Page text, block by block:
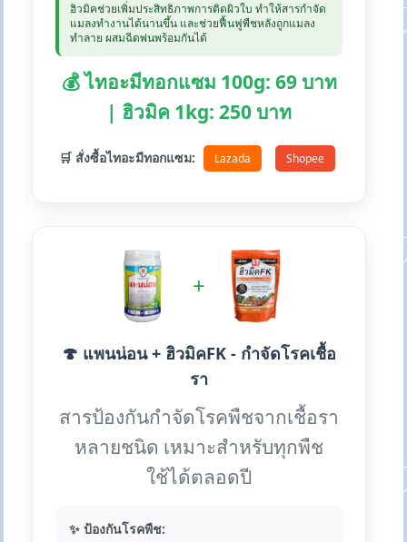
ฮิวมิคช่วยเพิ่มประสิทธิภาพการติดผิวใบ ทำให้สารกำจัด
แมลงทำงานได้นานขึ้น และช่วยฟื้นฟูพืชหลังถูกแมลง
ทำลาย ผสมฉีดพ่นพร้อมกันได้
💰 ไทอะมีทอกแซม 100g: 69 บาท
| ฮิวมิค 1kg: 250 บาท
🛒 สั่งซื้อไทอะมีทอกแซม: Lazada Shopee
+
🍄 แพนน่อน + ฮิวมิคFK - กำจัดโรคเชื้อ
รา
สารป้องกันกำจัดโรคพืชจากเชื้อรา
หลายชนิด เหมาะสำหรับทุกพืช
ใช้ได้ตลอดปี
✨ ป้องกันโรคพืช: